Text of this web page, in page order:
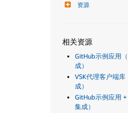
资源
相关资源
GitHub示例应用
成）
VSK代理客户端
成）
GitHub示例应用
集成）